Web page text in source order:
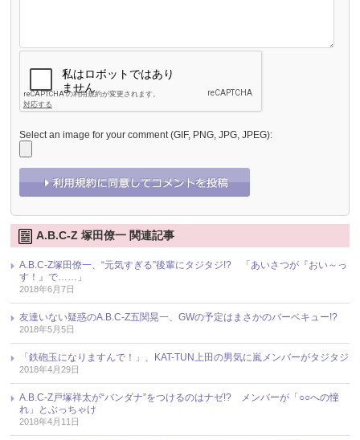
Select an image for your comment (GIF, PNG, JPG, JPEG):
A.B.C-Z 塚田僚一 関連記事
A.B.C-Z塚田僚一、“元気すぎる”後輩にタジタジ!? 「あいさつが『おい～っ
す！』で……」
2018年6月7日
友達いない疑惑のA.B.C-Z五関晃一、GWの予定はまさかのバーベキュー!?
2018年5月5日
「鉄砲玉になりますんで！」、KAT-TUN上田の男気に嵐メンバーがタジタジ
2018年4月29日
A.B.C-Z戸塚祥太が“バンダナ”をつけるのはナゼ!? メンバーが「○○への憧
れ」とぶっちゃけ
2018年4月11日